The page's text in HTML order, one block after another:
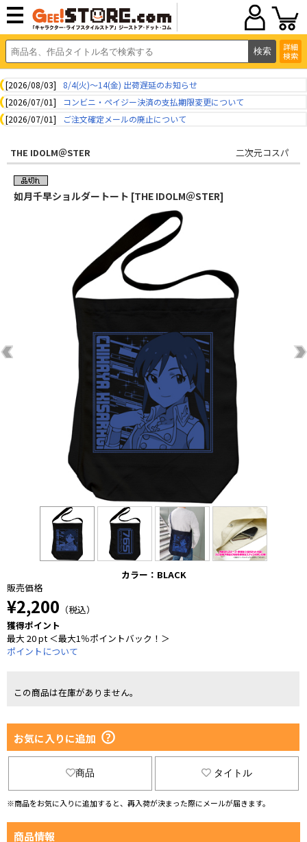
詳細
検索
[2026/08/03]
8/4(火)～14(金) 出荷遅延のお知らせ
[2026/07/01]
コンビニ・ペイジー決済の支払期限変更について
[2026/07/01]
ご注文確定メールの廃止について
THE IDOLM＠STER 二次元コスパ
如月千早ショルダートート [THE IDOLM＠STER]
カラー：BLACK
販売価格
¥2,200 （税込）
獲得ポイント
最大 20 pt ＜最大1％ポイントバック！＞
ポイントについて
この商品は在庫がありません。
お気に入りに追加
商品 タイトル
※商品をお気に入りに追加すると、再入荷が決まった際にメールが届きます。
商品情報